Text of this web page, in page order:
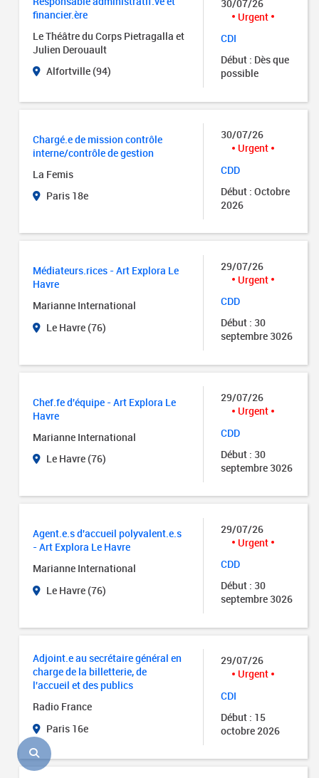
financier.ère
Le Théâtre du Corps Pietragalla et
Julien Derouault
Alfortville (94)
30/07/26
Urgent
CDI
Début : Dès que
possible
Chargé.e de mission contrôle
interne/contrôle de gestion
La Femis
Paris 18e
30/07/26
Urgent
CDD
Début : Octobre
2026
Médiateurs.rices - Art Explora Le
Havre
Marianne International
Le Havre (76)
29/07/26
Urgent
CDD
Début : 30
septembre 3026
Chef.fe d'équipe - Art Explora Le
Havre
Marianne International
Le Havre (76)
29/07/26
Urgent
CDD
Début : 30
septembre 3026
Agent.e.s d'accueil polyvalent.e.s
- Art Explora Le Havre
Marianne International
Le Havre (76)
29/07/26
Urgent
CDD
Début : 30
septembre 3026
Adjoint.e au secrétaire général en
charge de la billetterie, de
l'accueil et des publics
Radio France
Paris 16e
29/07/26
Urgent
CDI
Début : 15
octobre 2026